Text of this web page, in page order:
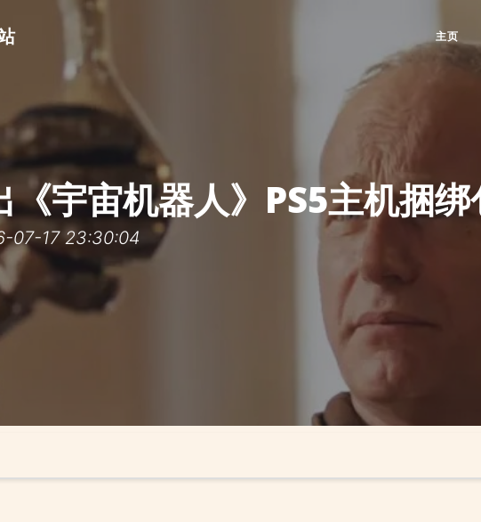
主页
《宇宙机器人》PS5主机捆
07-17 23:30:04